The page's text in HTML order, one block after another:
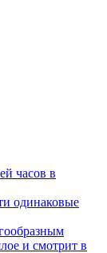
часов в
одинаковые
и смотрит в